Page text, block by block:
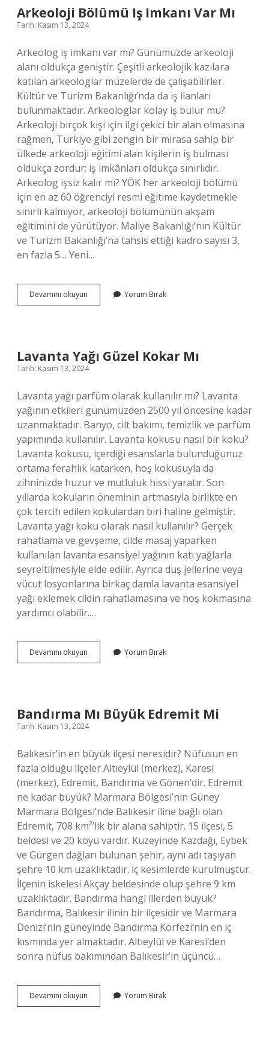
Arkeoloji Bölümü Iş Imkanı Var Mı
Tarih: Kasım 13, 2024
Arkeolog iş imkanı var mı? Günümüzde arkeoloji
alanı oldukça geniştir. Çeşitli arkeolojik kazılara
katılan arkeologlar müzelerde de çalışabilirler.
Kültür ve Turizm Bakanlığı’nda da iş ilanları
bulunmaktadır. Arkeologlar kolay iş bulur mu?
Arkeoloji birçok kişi için ilgi çekici bir alan olmasına
rağmen, Türkiye gibi zengin bir mirasa sahip bir
ülkede arkeoloji eğitimi alan kişilerin iş bulması
oldukça zordur; iş imkânları oldukça sınırlıdır.
Arkeolog işsiz kalır mı? YÖK her arkeoloji bölümü
için en az 60 öğrenciyi resmi eğitime kaydetmekle
sınırlı kalmıyor, arkeoloji bölümünün akşam
eğitimini de yürütüyor. Maliye Bakanlığı’nın Kültür
ve Turizm Bakanlığı’na tahsis ettiği kadro sayısı 3,
en fazla 5… Yeni…
Devamını okuyun Arkeoloji
Bölümü
Yorum Bırak
Lavanta Yağı Güzel Kokar Mı
Tarih: Kasım 13, 2024
Lavanta yağı parfüm olarak kullanılır mı? Lavanta
yağının etkileri günümüzden 2500 yıl öncesine kadar
uzanmaktadır. Banyo, cilt bakımı, temizlik ve parfüm
yapımında kullanılır. Lavanta kokusu nasıl bir koku?
Lavanta kokusu, içerdiği esanslarla bulunduğunuz
ortama ferahlık katarken, hoş kokusuyla da
zihninizde huzur ve mutluluk hissi yaratır. Son
yıllarda kokuların öneminin artmasıyla birlikte en
çok tercih edilen kokulardan biri haline gelmiştir.
Lavanta yağı koku olarak nasıl kullanılır? Gerçek
rahatlama ve gevşeme, cilde masaj yaparken
kullanılan lavanta esansiyel yağının katı yağlarla
seyreltilmesiyle elde edilir. Ayrıca duş jellerine veya
vücut losyonlarına birkaç damla lavanta esansiyel
yağı eklemek cildin rahatlamasına ve hoş kokmasına
yardımcı olabilir.…
Devamını okuyun
Yağı
Yorum Bırak
Bandırma Mı Büyük Edremit Mi
Tarih: Kasım 13, 2024
Balıkesir’in en büyük ilçesi neresidir? Nüfusun en
fazla olduğu ilçeler Altıeylül (merkez), Karesi
(merkez), Edremit, Bandırma ve Gönen’dir. Edremit
ne kadar büyük? Marmara Bölgesi’nin Güney
Marmara Bölgesi’nde Balıkesir iline bağlı olan
Edremit, 708 km²’lik bir alana sahiptir. 15 ilçesi, 5
beldesi ve 20 köyü vardır. Kuzeyinde Kazdağı, Eybek
ve Gürgen dağları bulunan şehir, aynı adı taşıyan
şehre 10 km uzaklıktadır. İç kesimlerde kurulmuştur.
İlçenin iskelesi Akçay beldesinde olup şehre 9 km
uzaklıktadır. Bandırma hangi illerden büyük?
Bandırma, Balıkesir ilinin bir ilçesidir ve Marmara
Denizi’nin güneyinde Bandırma Körfezi’nin en iç
kısmında yer almaktadır. Altıeylül ve Karesi’den
sonra nüfus bakımından Balıkesir’in üçüncü…
Devamını okuyun Bandırma
Mı
Yorum Bırak